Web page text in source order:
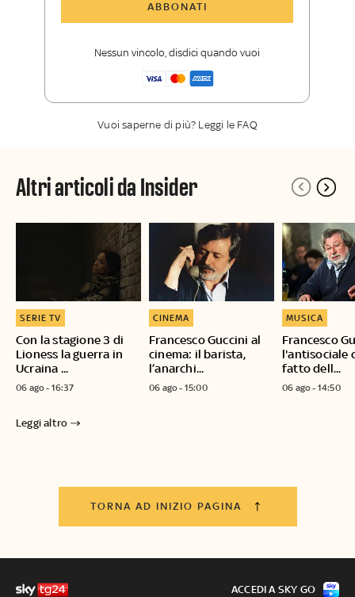
ABBONATI
Nessun vincolo, disdici quando vuoi
Vuoi saperne di più? Leggi le FAQ
Altri articoli da Insider
Con la stagione 3 di
Lioness la guerra in
Ucraina ...
SERIE TV
06 ago - 16:37
Francesco Guccini al
cinema: il barista,
l’anarchi...
CINEMA
06 ago - 15:00
Francesco
l'antisociale
fatto dell...
MUSICA
06 ago - 14:50
Leggi altro
TORNA AD INIZIO PAGINA
ACCEDI A SKY GO